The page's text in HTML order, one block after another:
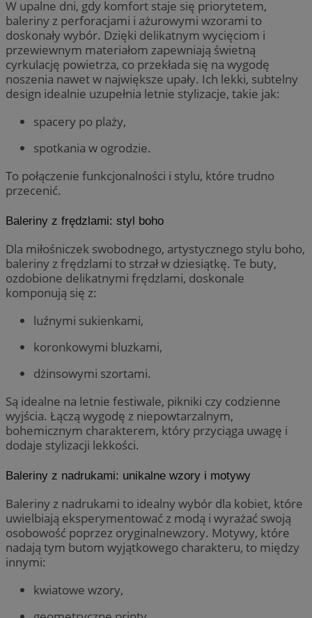
W upalne dni, gdy komfort staje się priorytetem,
baleriny z perforacjami i ażurowymi wzorami to
doskonały wybór. Dzięki delikatnym wycięciom i
przewiewnym materiałom zapewniają świetną
cyrkulację powietrza, co przekłada się na wygodę
noszenia nawet w największe upały. Ich lekki, subtelny
design idealnie uzupełnia letnie stylizacje, takie jak:
spacery po plaży,
spotkania w ogrodzie.
To połączenie funkcjonalności i stylu, które trudno
przecenić.
Baleriny z frędzlami: styl boho
Dla miłośniczek swobodnego, artystycznego stylu boho,
baleriny z frędzlami to strzał w dziesiątkę. Te buty,
ozdobione delikatnymi frędzlami, doskonale
komponują się z:
luźnymi sukienkami,
koronkowymi bluzkami,
dżinsowymi szortami.
Są idealne na letnie festiwale, pikniki czy codzienne
wyjścia. Łączą wygodę z niepowtarzalnym,
bohemicznym charakterem, który przyciąga uwagę i
dodaje stylizacji lekkości.
Baleriny z nadrukami: unikalne wzory i motywy
Baleriny z nadrukami to idealny wybór dla kobiet, które
uwielbiają eksperymentować z modą i wyrażać swoją
osobowość poprzez oryginalnewzory. Motywy, które
nadają tym butom wyjątkowego charakteru, to między
innymi:
kwiatowe wzory,